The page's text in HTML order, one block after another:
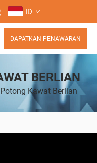
ID
DAPATKAN PENAWARAN
BERLIAN
Kawat Berlian